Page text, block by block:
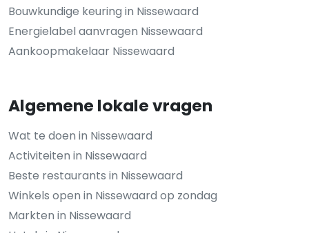
Bouwkundige keuring in Nissewaard
Energielabel aanvragen Nissewaard
Aankoopmakelaar Nissewaard
Algemene lokale vragen
Wat te doen in Nissewaard
Activiteiten in Nissewaard
Beste restaurants in Nissewaard
Winkels open in Nissewaard op zondag
Markten in Nissewaard